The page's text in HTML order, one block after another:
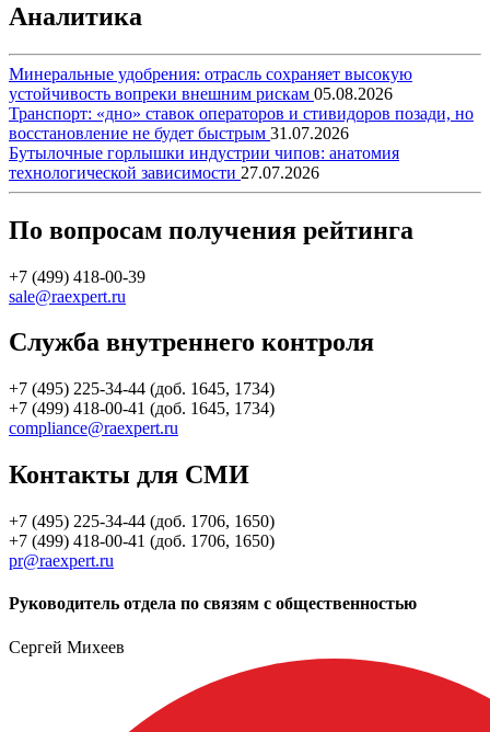
Аналитика
Минеральные удобрения: отрасль сохраняет высокую
устойчивость вопреки внешним рискам 05.08.2026
Транспорт: «дно» ставок операторов и стивидоров позади, но
восстановление не будет быстрым 31.07.2026
Бутылочные горлышки индустрии чипов: анатомия
технологической зависимости 27.07.2026
По вопросам получения рейтинга
+7 (499) 418-00-39
sale@raexpert.ru
Служба внутреннего контроля
+7 (495) 225-34-44 (доб. 1645, 1734)
+7 (499) 418-00-41 (доб. 1645, 1734)
compliance@raexpert.ru
Контакты для СМИ
+7 (495) 225-34-44 (доб. 1706, 1650)
+7 (499) 418-00-41 (доб. 1706, 1650)
pr@raexpert.ru
Руководитель отдела по связям с общественностью
Сергей Михеев